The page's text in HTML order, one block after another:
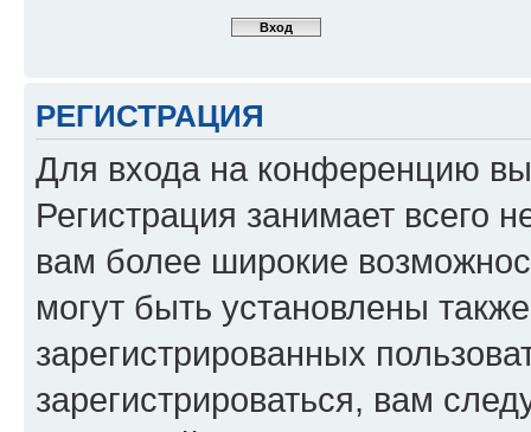
РЕГИСТРАЦИЯ
Для входа на конференцию
Регистрация занимает всего
вам более широкие
могут быть установлены
зарегистрированных
зарегистрироваться, вам